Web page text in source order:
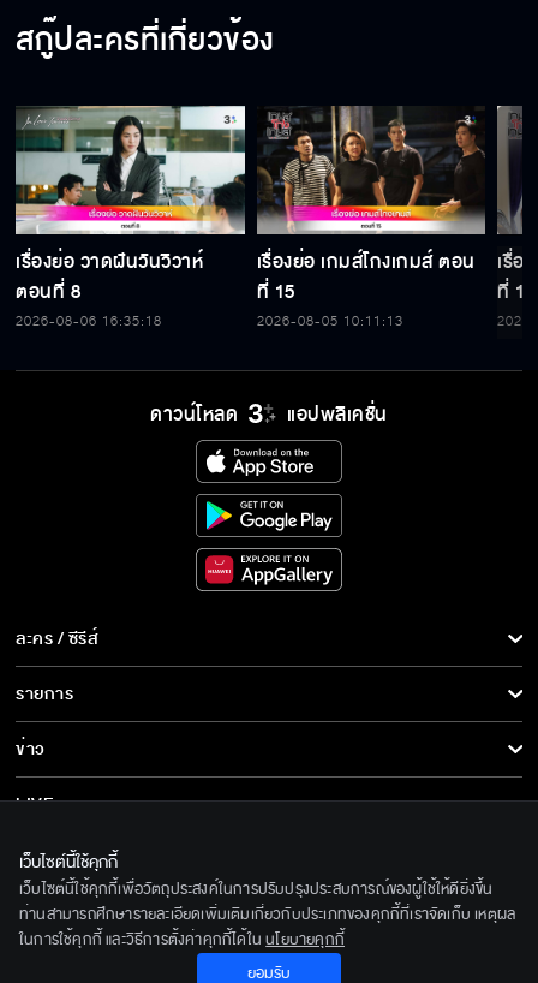
สกู๊ปละครที่เกี่ยวข้อง
เรื่องย่อ วาดฝันวันวิวาห์
ตอนที่ 8
2026-08-06 16:35:18
เรื่องย่อ เกมส์โกงเกมส์ ตอน
ที่ 15
2026-08-05 10:11:13
เรื่อ
ที่ 14
ดาวน์โหลด แอปพลิเคชั่น
ละคร / ซีรีส์
ละคร/ซีรีส์
ซีรีส์นานาชาติ
การ์ตูน & เกม
รายการ
รายการทั้งหมด
ข่าว
ข่าวทั้งหมด
ข่าวประชาสัมพันธ์
LIVE
เกี่ยวกับเรา
BEC World
รู้จักเรา
ติดตามเราได้ที่
© 2020 Bangkok Entertainment Co.,Ltd. All Rights Reserved.
เว็บไซต์นี้ใช้คุกกี้
เว็บไซต์นี้ใช้คุกกี้เพื่อวัตถุประสงค์ในการปรับปรุงประสบการณ์ของผู้ใช้ให้ดียิ่งขึ้น
ท่านสามารถศึกษารายละเอียดเพิ่มเติมเกี่ยวกับประเภทของคุกกี้ที่เราจัดเก็บ เหตุผล
ในการใช้คุกกี้ และวิธีการตั้งค่าคุกกี้ได้ใน นโยบายคุกกี้
ยอมรับ